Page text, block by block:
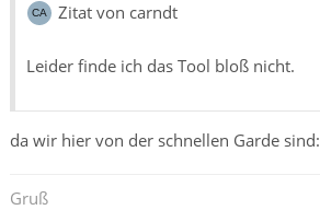
Zitat von carndt
Leider finde ich das Tool bloß nicht.
da wir hier von der schnellen Garde sind:
Gruß